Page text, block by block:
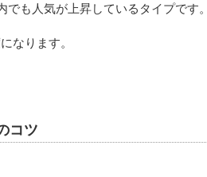
でも人気が上昇しているタイプです。
なります。
コツ